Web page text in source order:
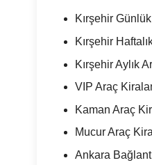
Kırşehir
Kırşehir
Kırşehir Aylık
VIP Araç
Kaman Araç
Mucur Araç
Ankara